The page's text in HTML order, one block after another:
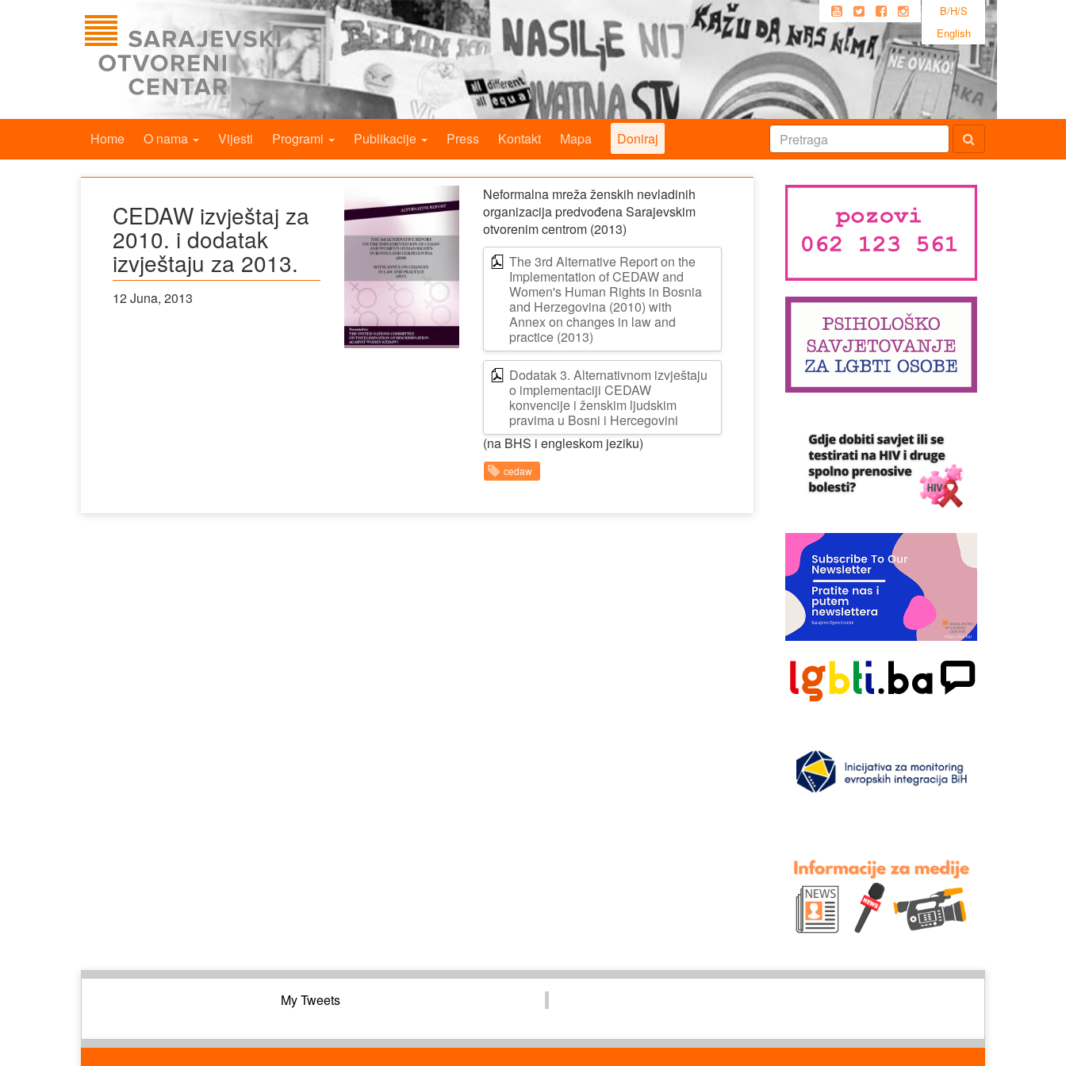
B/H/S
English
Home O nama Vijesti Programi Publikacije Press Kontakt Mapa Doniraj
CEDAW izvještaj za
2010. i dodatak
izvještaju za 2013.
12 Juna, 2013
Neformalna mreža ženskih nevladinih
organizacija predvođena Sarajevskim
otvorenim centrom (2013)
The 3rd Alternative Report on the
Implementation of CEDAW and
Women's Human Rights in Bosnia
and Herzegovina (2010) with
Annex on changes in law and
practice (2013)
Dodatak 3. Alternativnom izvještaju
o implementaciji CEDAW
konvencije i ženskim ljudskim
pravima u Bosni i Hercegovini
(na BHS i engleskom jeziku)
cedaw
My Tweets